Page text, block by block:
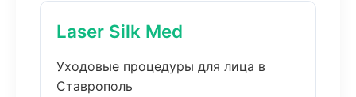
Laser Silk Med
Уходовые процедуры для лица в
Ставрополь